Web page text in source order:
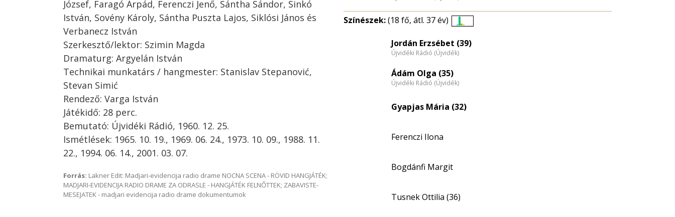
József, Faragó Árpád, Ferenczi Jenő, Sántha Sándor, Sinkó
István, Sovény Károly, Sántha Puszta Lajos, Siklósi János és
Verbanecz István
Szerkesztő/lektor: Szimin Magda
Dramaturg: Argyelán István
Technikai munkatárs / hangmester: Stanislav Stepanović,
Stevan Simić
Rendező: Varga István
Játékidő: 28 perc.
Bemutató: Újvidéki Rádió, 1960. 12. 25.
Ismétlések: 1965. 10. 19., 1969. 06. 24., 1973. 10. 09., 1988. 11.
22., 1994. 06. 14., 2001. 03. 07.
Forrás: Lakner Edit: Madjari-evidencija radio drame NOCNA SCENA - RÖVID HANGJÁTÉK;
MADJARI-EVIDENCIJA RADIO DRAME ZA ODRASLE - HANGJÁTÉK FELNŐTTEK; ZABAVISTE-
MESEJATEK - madjari evidencija radio drame dokumentumok
Színészek:(18 fő, átl. 37 év)
eloszlás
Jordán Erzsébet (39)
Újvidéki Rádió (Újvidék)
Ádám Olga (35)
Újvidéki Rádió (Újvidék)
Gyapjas Mária (32)
Ferenczi Ilona
Bogdánfi Margit
Tusnek Ottilia (36)